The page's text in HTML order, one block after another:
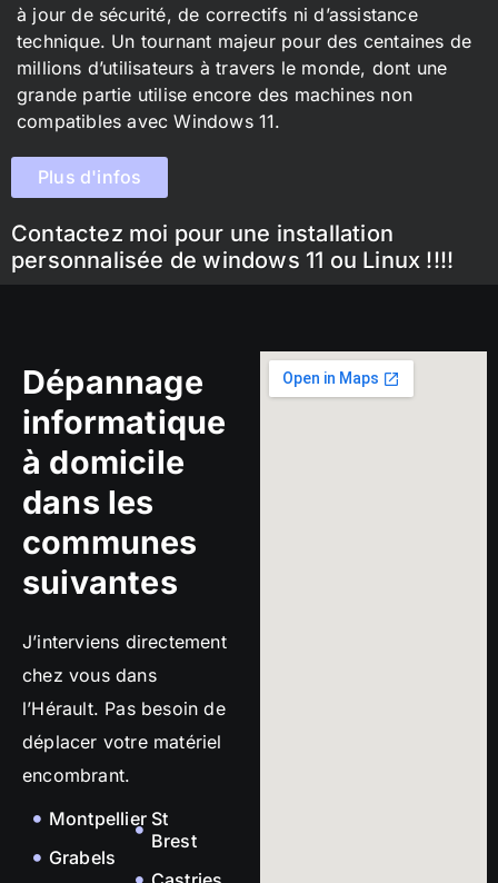
à jour de sécurité, de correctifs ni d’assistance
technique. Un tournant majeur pour des centaines de
millions d’utilisateurs à travers le monde, dont une
grande partie utilise encore des machines non
compatibles avec Windows 11.
Plus d'infos
Contactez moi pour une installation
personnalisée de windows 11 ou Linux !!!!
Dépannage
informatique
à domicile
dans les
communes
suivantes
J’interviens directement
chez vous dans
l’Hérault. Pas besoin de
déplacer votre matériel
encombrant.
Montpellier
Grabels
St
Brest